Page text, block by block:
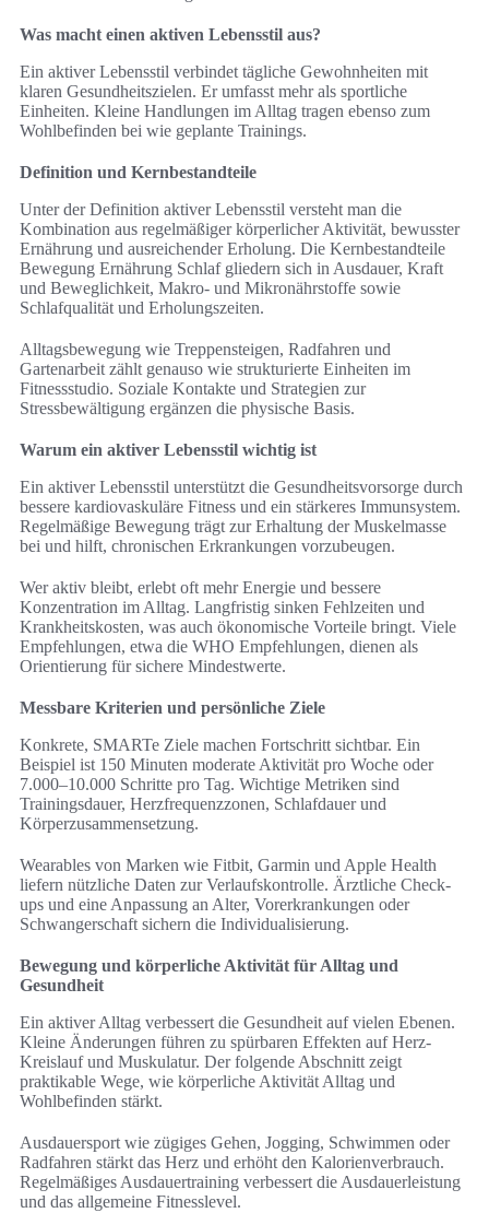
Was macht einen aktiven Lebensstil aus?
Ein aktiver Lebensstil verbindet tägliche Gewohnheiten mit
klaren Gesundheitszielen. Er umfasst mehr als sportliche
Einheiten. Kleine Handlungen im Alltag tragen ebenso zum
Wohlbefinden bei wie geplante Trainings.
Definition und Kernbestandteile
Unter der Definition aktiver Lebensstil versteht man die
Kombination aus regelmäßiger körperlicher Aktivität, bewusster
Ernährung und ausreichender Erholung. Die Kernbestandteile
Bewegung Ernährung Schlaf gliedern sich in Ausdauer, Kraft
und Beweglichkeit, Makro- und Mikronährstoffe sowie
Schlafqualität und Erholungszeiten.
Alltagsbewegung wie Treppensteigen, Radfahren und
Gartenarbeit zählt genauso wie strukturierte Einheiten im
Fitnessstudio. Soziale Kontakte und Strategien zur
Stressbewältigung ergänzen die physische Basis.
Warum ein aktiver Lebensstil wichtig ist
Ein aktiver Lebensstil unterstützt die Gesundheitsvorsorge durch
bessere kardiovaskuläre Fitness und ein stärkeres Immunsystem.
Regelmäßige Bewegung trägt zur Erhaltung der Muskelmasse
bei und hilft, chronischen Erkrankungen vorzubeugen.
Wer aktiv bleibt, erlebt oft mehr Energie und bessere
Konzentration im Alltag. Langfristig sinken Fehlzeiten und
Krankheitskosten, was auch ökonomische Vorteile bringt. Viele
Empfehlungen, etwa die WHO Empfehlungen, dienen als
Orientierung für sichere Mindestwerte.
Messbare Kriterien und persönliche Ziele
Konkrete, SMARTe Ziele machen Fortschritt sichtbar. Ein
Beispiel ist 150 Minuten moderate Aktivität pro Woche oder
7.000–10.000 Schritte pro Tag. Wichtige Metriken sind
Trainingsdauer, Herzfrequenzzonen, Schlafdauer und
Körperzusammensetzung.
Wearables von Marken wie Fitbit, Garmin und Apple Health
liefern nützliche Daten zur Verlaufskontrolle. Ärztliche Check-
ups und eine Anpassung an Alter, Vorerkrankungen oder
Schwangerschaft sichern die Individualisierung.
Bewegung und körperliche Aktivität für Alltag und
Gesundheit
Ein aktiver Alltag verbessert die Gesundheit auf vielen Ebenen.
Kleine Änderungen führen zu spürbaren Effekten auf Herz-
Kreislauf und Muskulatur. Der folgende Abschnitt zeigt
praktikable Wege, wie körperliche Aktivität Alltag und
Wohlbefinden stärkt.
Ausdauersport wie zügiges Gehen, Jogging, Schwimmen oder
Radfahren stärkt das Herz und erhöht den Kalorienverbrauch.
Regelmäßiges Ausdauertraining verbessert die Ausdauerleistung
und das allgemeine Fitnesslevel.